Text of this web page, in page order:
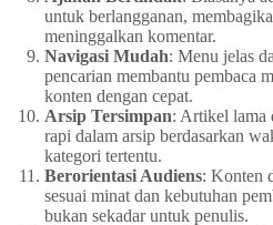
untuk berlangganan,
meninggalkan komentar.
Navigasi Mudah: Menu jelas
pencarian membantu pembaca
konten dengan cepat.
Arsip Tersimpan: Artikel lama
rapi dalam arsip berdasarkan
kategori tertentu.
Berorientasi Audiens: Konten
sesuai minat dan kebutuhan
bukan sekadar untuk penulis.